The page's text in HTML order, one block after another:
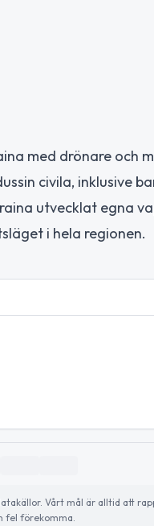
med drönare och
civila, inklusive
utvecklat egna
i hela regionen.
Vårt mål är alltid att
fel förekomma.